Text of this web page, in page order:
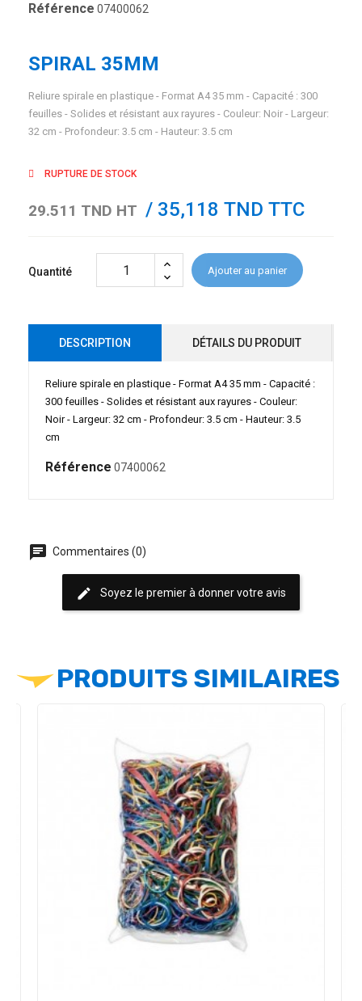
Référence 07400062
SPIRAL 35MM
Reliure spirale en plastique - Format A4 35 mm - Capacité : 300
feuilles - Solides et résistant aux rayures - Couleur: Noir - Largeur:
32 cm - Profondeur: 3.5 cm - Hauteur: 3.5 cm
RUPTURE DE STOCK
29.511 TND HT / 35,118 TND TTC
Quantité Ajouter au panier
DESCRIPTION DÉTAILS DU PRODUIT
Reliure spirale en plastique - Format A4 35 mm - Capacité :
300 feuilles - Solides et résistant aux rayures - Couleur:
Noir - Largeur: 32 cm - Profondeur: 3.5 cm - Hauteur: 3.5
cm
Référence 07400062
chat Commentaires (0)
edit Soyez le premier à donner votre avis
PRODUITS SIMILAIRES